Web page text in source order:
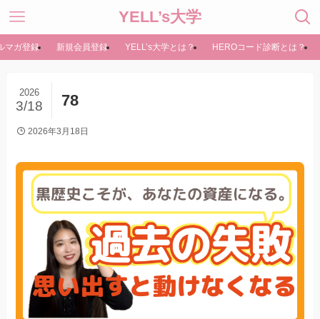
YELL’s大学
マガ登録 新規会員登録 YELL’s大学とは？ HEROコード診断とは？
78
2026
3/18
2026年3月18日